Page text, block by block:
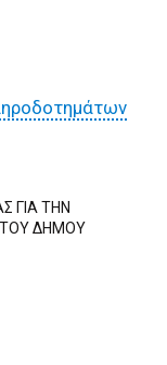
ΓΙΑ ΤΗΝ
ΤΟΥ ΔΗΜΟΥ